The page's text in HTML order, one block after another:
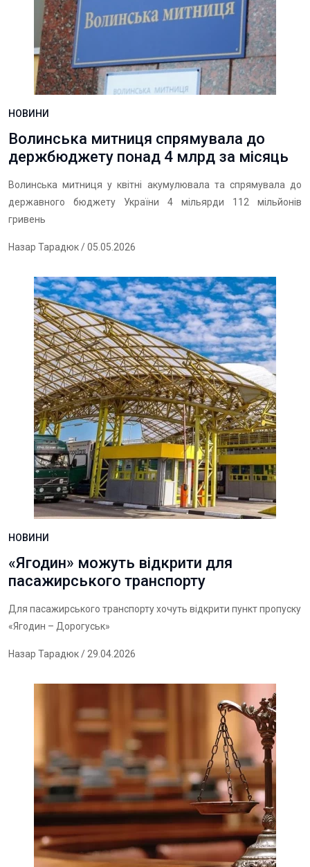
НОВИНИ
Волинська митниця спрямувала до
держбюджету понад 4 млрд за місяць
Волинська митниця у квітні акумулювала та спрямувала до
державного бюджету України 4 мільярди 112 мільйонів
гривень
Назар Тарадюк/ 05.05.2026
НОВИНИ
«Ягодин» можуть відкрити для
пасажирського транспорту
Для пасажирського транспорту хочуть відкрити пункт пропуску
«Ягодин – Дорогуськ»
Назар Тарадюк/ 29.04.2026